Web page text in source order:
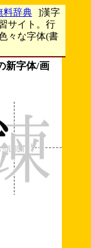
料辞典 ]漢字
サイト。行
々な字体(書
新字体/画